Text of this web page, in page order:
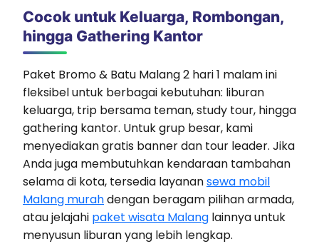
Cocok untuk Keluarga, Rombongan,
hingga Gathering Kantor
Paket Bromo & Batu Malang 2 hari 1 malam ini
fleksibel untuk berbagai kebutuhan: liburan
keluarga, trip bersama teman, study tour, hingga
gathering kantor. Untuk grup besar, kami
menyediakan gratis banner dan tour leader. Jika
Anda juga membutuhkan kendaraan tambahan
selama di kota, tersedia layanansewa mobil
Malang murahdengan beragam pilihan armada,
atau jelajahi paket wisata Malang lainnya untuk
menyusun liburan yang lebih lengkap.